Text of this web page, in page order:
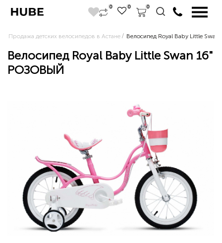
0 0 0
Продажа детских велосипедов в Астане Велосипед Royal Baby Little
Велосипед Royal Baby Little Swan 16"
РОЗОВЫЙ